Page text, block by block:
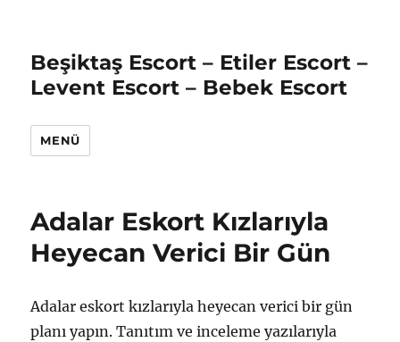
Beşiktaş Escort – Etiler Escort –
Levent Escort – Bebek Escort
MENÜ
Adalar Eskort Kızlarıyla
Heyecan Verici Bir Gün
Adalar eskort kızlarıyla heyecan verici bir gün
planı yapın. Tanıtım ve inceleme yazılarıyla